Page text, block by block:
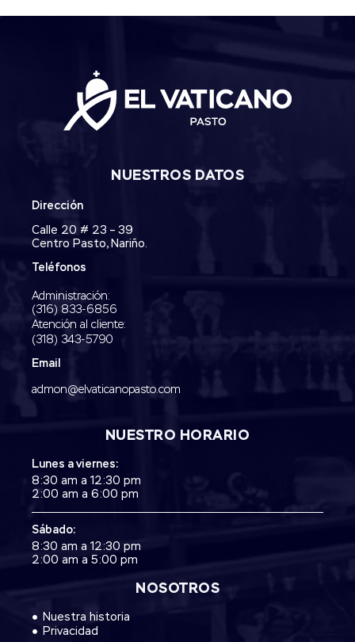
NUESTROS DATOS
Dirección
Calle 20 # 23 – 39
Centro Pasto, Nariño.
Teléfonos
Administración:
‭(316) 833-6856‬
Atención al cliente:
(318) 343-5790‬
Email
admon@elvaticanopasto.com
NOSOTROS
Nuestra historia
Privacidad
NUESTRO HORARIO
Lunes a viernes:
8:30 am a 12:30 pm
2:00 am a 6:00 pm
Sábado:
8:30 am a 12:30 pm
2:00 am a 5:00 pm